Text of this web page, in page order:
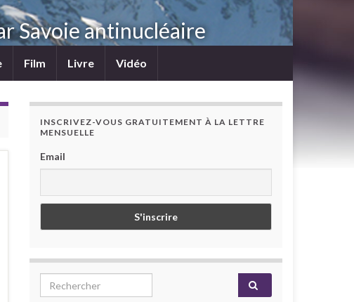
Savoie antinucléaire
Film Livre Vidéo
INSCRIVEZ-VOUS GRATUITEMENT À LA LETTRE
MENSUELLE
Email
Search for: